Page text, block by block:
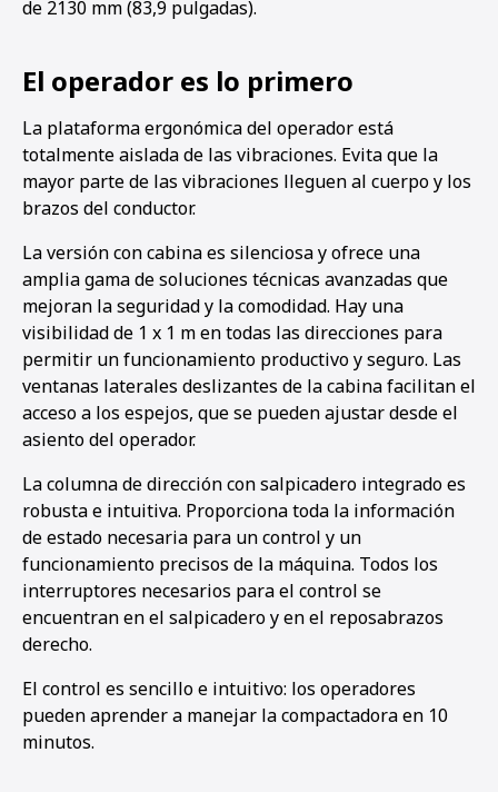
de 2130 mm (83,9 pulgadas).
El operador es lo primero
La plataforma ergonómica del operador está
totalmente aislada de las vibraciones. Evita que la
mayor parte de las vibraciones lleguen al cuerpo y los
brazos del conductor.
La versión con cabina es silenciosa y ofrece una
amplia gama de soluciones técnicas avanzadas que
mejoran la seguridad y la comodidad. Hay una
visibilidad de 1 x 1 m en todas las direcciones para
permitir un funcionamiento productivo y seguro. Las
ventanas laterales deslizantes de la cabina facilitan el
acceso a los espejos, que se pueden ajustar desde el
asiento del operador.
La columna de dirección con salpicadero integrado es
robusta e intuitiva. Proporciona toda la información
de estado necesaria para un control y un
funcionamiento precisos de la máquina. Todos los
interruptores necesarios para el control se
encuentran en el salpicadero y en el reposabrazos
derecho.
El control es sencillo e intuitivo: los operadores
pueden aprender a manejar la compactadora en 10
minutos.